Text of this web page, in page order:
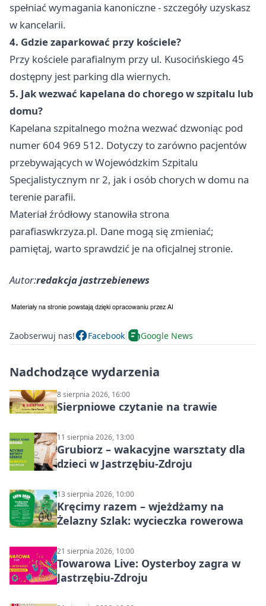
spełniać wymagania kanoniczne - szczegóły uzyskasz
w kancelarii.
4. Gdzie zaparkować przy kościele?
Przy kościele parafialnym przy ul. Kusocińskiego 45
dostępny jest parking dla wiernych.
5. Jak wezwać kapelana do chorego w szpitalu lub
domu?
Kapelana szpitalnego można wezwać dzwoniąc pod
numer 604 969 512. Dotyczy to zarówno pacjentów
przebywających w Wojewódzkim Szpitalu
Specjalistycznym nr 2, jak i osób chorych w domu na
terenie parafii.
Materiał źródłowy stanowiła strona
parafiaswkrzyza.pl. Dane mogą się zmieniać;
pamiętaj, warto sprawdzić je na oficjalnej stronie.
Autor:redakcja jastrzebienews
Zaobserwuj nas! Facebook Google News
Nadchodzące wydarzenia
8 sierpnia 2026, 16:00
Sierpniowe czytanie na trawie
11 sierpnia 2026, 13:00
Grubiorz – wakacyjne warsztaty dla
dzieci w Jastrzębiu-Zdroju
13 sierpnia 2026, 10:00
Kręcimy razem – wjeżdżamy na
Żelazny Szlak: wycieczka rowerowa
21 sierpnia 2026, 10:00
Towarowa Live: Oysterboy zagra w
Jastrzębiu-Zdroju